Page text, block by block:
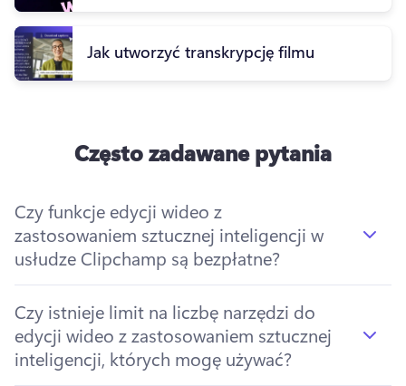
Jak utworzyć transkrypcję filmu
Często zadawane pytania
Czy funkcje edycji wideo z
zastosowaniem sztucznej inteligencji w
usłudze Clipchamp są bezpłatne?
Czy istnieje limit na liczbę narzędzi do
edycji wideo z zastosowaniem sztucznej
inteligencji, których mogę używać?